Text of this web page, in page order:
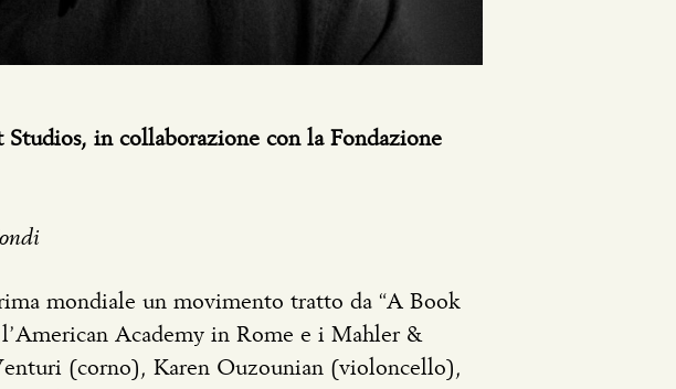
in collaborazione con la Fondazione
mondiale un movimento tratto da “A Book
Academy in Rome e i Mahler &
(corno), Karen Ouzounian (violoncello),